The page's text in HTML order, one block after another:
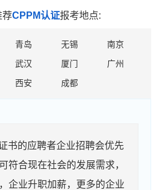
荐CPPM认证报考地点:
青岛 无锡
南京
武汉 厦门
广州
西安 成都
书的应聘者企业招聘会优先
符合现在社会的发展需求，
企业升职加薪，更多的企业